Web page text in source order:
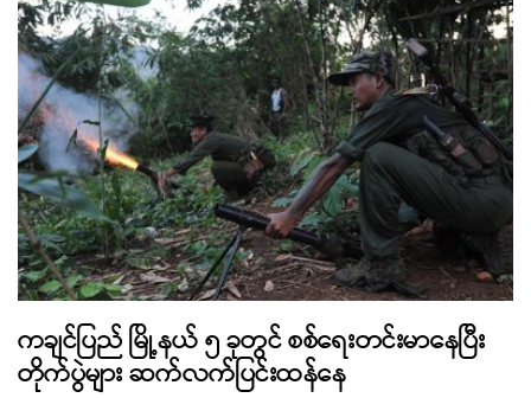
ကချင်ပြည် မြို့နယ် ၅ ခုတွင် စစ်ရေးတင်းမာနေပြီး
တိုက်ပွဲများ ဆက်လက်ပြင်းထန်နေ